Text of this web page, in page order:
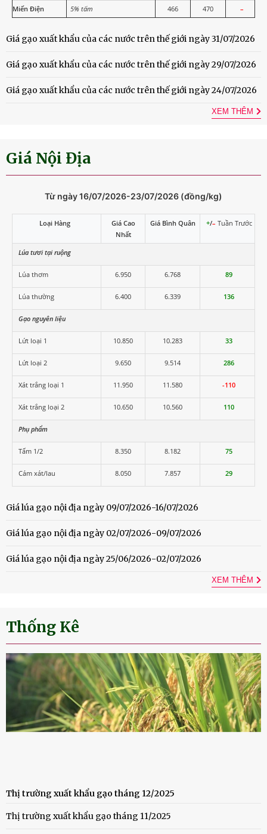
Miến Điện
5% tấm 466 470 –
Giá gạo xuất khẩu của các nước trên thế giới ngày 31/07/2026
Giá gạo xuất khẩu của các nước trên thế giới ngày 29/07/2026
Giá gạo xuất khẩu của các nước trên thế giới ngày 24/07/2026
XEM THÊM
Giá Nội Địa
Từ ngày 16/07/2026-23/07/2026 (đồng/kg)
Loại Hàng
Giá Cao
Nhất
Giá Bình Quân +/– Tuần Trước
Lúa tươi tại ruộng
Lúa thơm 6.950 6.768 89
Lúa thường 6.400 6.339 136
Gạo nguyên liệu
Lứt loại 1 10.850 10.283 33
Lứt loại 2 9.650 9.514 286
Xát trắng loại 1 11.950 11.580 -110
Xát trắng loại 2 10.650 10.560 110
Phụ phẩm
Tấm 1/2 8.350 8.182 75
Cám xát/lau 8.050 7.857 29
Giá lúa gạo nội địa ngày 09/07/2026-16/07/2026
Giá lúa gạo nội địa ngày 02/07/2026-09/07/2026
Giá lúa gạo nội địa ngày 25/06/2026-02/07/2026
XEM THÊM
Thống Kê
Thị trường xuất khẩu gạo tháng 12/2025
Thị trường xuất khẩu gạo tháng 11/2025